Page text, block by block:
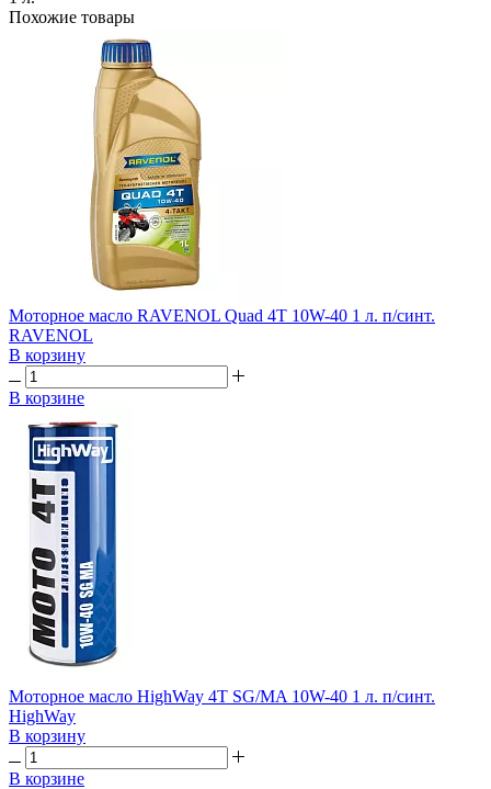
Похожие товары
Моторное масло RAVENOL Quad 4T 10W-40 1 л. п/синт.
RAVENOL
В корзину
В корзине
Моторное масло HighWay 4T SG/MA 10W-40 1 л. п/синт.
HighWay
В корзину
В корзине